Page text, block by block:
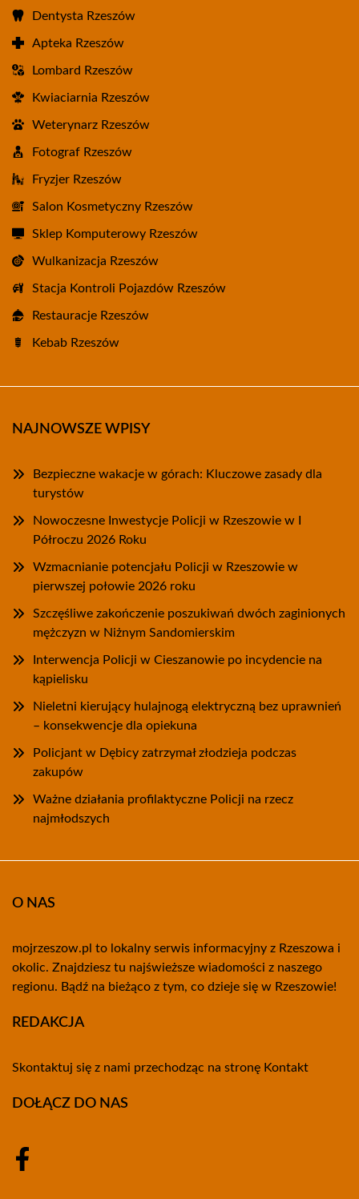
Dentysta Rzeszów
Apteka Rzeszów
Lombard Rzeszów
Kwiaciarnia Rzeszów
Weterynarz Rzeszów
Fotograf Rzeszów
Fryzjer Rzeszów
Salon Kosmetyczny Rzeszów
Sklep Komputerowy Rzeszów
Wulkanizacja Rzeszów
Stacja Kontroli Pojazdów Rzeszów
Restauracje Rzeszów
Kebab Rzeszów
NAJNOWSZE WPISY
Bezpieczne wakacje w górach: Kluczowe zasady dla
turystów
Nowoczesne Inwestycje Policji w Rzeszowie w I
Półroczu 2026 Roku
Wzmacnianie potencjału Policji w Rzeszowie w
pierwszej połowie 2026 roku
Szczęśliwe zakończenie poszukiwań dwóch zaginionych
mężczyzn w Niżnym Sandomierskim
Interwencja Policji w Cieszanowie po incydencie na
kąpielisku
Nieletni kierujący hulajnogą elektryczną bez uprawnień
– konsekwencje dla opiekuna
Policjant w Dębicy zatrzymał złodzieja podczas
zakupów
Ważne działania profilaktyczne Policji na rzecz
najmłodszych
O NAS
mojrzeszow.pl to lokalny serwis informacyjny z Rzeszowa i
okolic. Znajdziesz tu najświeższe wiadomości z naszego
regionu. Bądź na bieżąco z tym, co dzieje się w Rzeszowie!
REDAKCJA
Skontaktuj się z nami przechodząc na stronę Kontakt
DOŁĄCZ DO NAS